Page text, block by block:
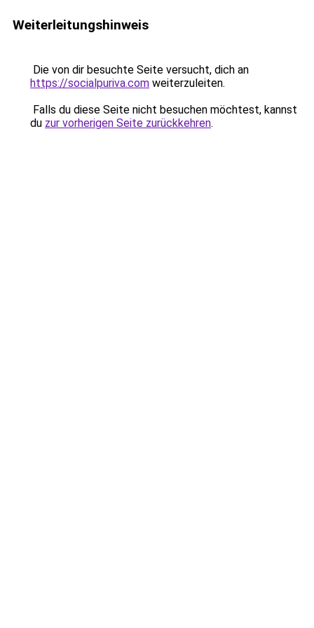
Weiterleitungshinweis
Die von dir besuchte Seite versucht, dich an
https://socialpuriva.com weiterzuleiten.
Falls du diese Seite nicht besuchen möchtest, kannst
du zur vorherigen Seite zurückkehren.